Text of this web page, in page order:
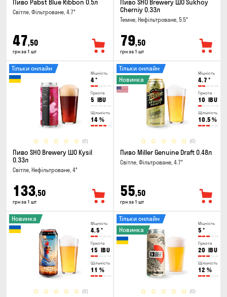
Пиво Pabst Blue Ribbon 0.5л
Світле, Фільтроване, 4.7°
47,50
грн за 1 шт
Пиво SHO Brewery ШО Sukhoy
Cherniy 0.33л
Темне, Нефільтроване, 5.5°
79,50
грн за 1 шт
Міцність
4°
Гіркота
5 IBU
Щільність
14 %
(0)
Тільки онлайн
Пиво SHO Brewery ШО Kysil
0.33л
Світле, Нефільтроване, 4°
133,50
грн за 1 шт
Міцність
4.7 °
Гіркота
10 IBU
Щільність
10.5 %
(0)
Тільки онлайн
Новинка
Пиво Miller Genuine Draft 0.48л
Світле, Фільтроване, 4.7°
55,50
грн за 1 шт
Міцність
4.5 °
Гіркота
15 IBU
Щільність
11 %
(0)
Новинка
Міцність
5 °
Гіркота
20 IBU
Щільність
12 %
(0)
Тільки онлайн
Новинка